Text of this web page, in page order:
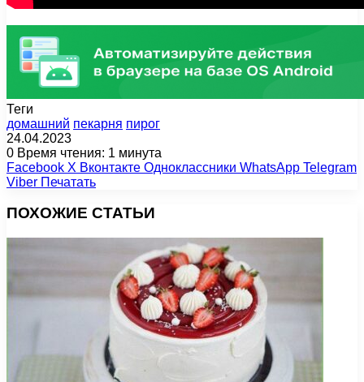
Теги
домашний пекарня пирог
24.04.2023
0 Время чтения: 1 минута
Facebook X Вконтакте Одноклассники WhatsApp Telegram
Viber Печатать
ПОХОЖИЕ СТАТЬИ